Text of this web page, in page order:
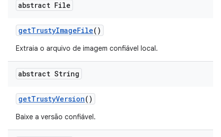
abstract File
getTrustyImageFile()
Extraia o arquivo de imagem confiável local.
abstract String
getTrustyVersion()
Baixe a versão confiável.